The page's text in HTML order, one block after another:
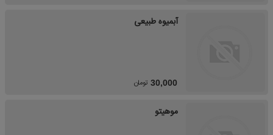
آبمیوه طبیعی
30,000 تومان
موهیتو